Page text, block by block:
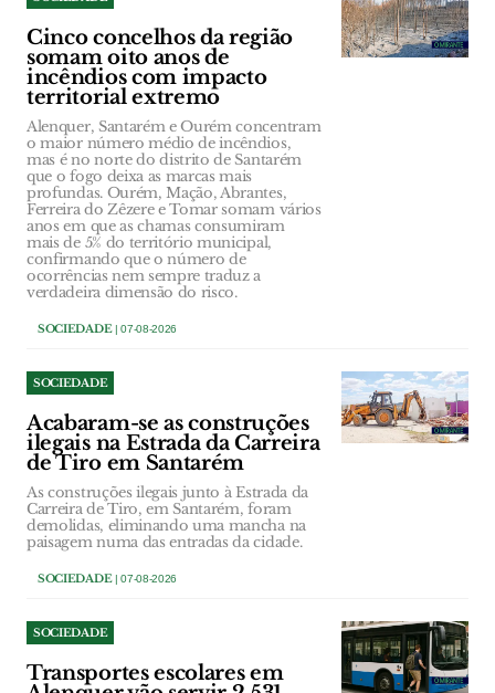
Cinco concelhos da região
somam oito anos de
incêndios com impacto
territorial extremo
Alenquer, Santarém e Ourém concentram
o maior número médio de incêndios,
mas é no norte do distrito de Santarém
que o fogo deixa as marcas mais
profundas. Ourém, Mação, Abrantes,
Ferreira do Zêzere e Tomar somam vários
anos em que as chamas consumiram
mais de 5% do território municipal,
confirmando que o número de
ocorrências nem sempre traduz a
verdadeira dimensão do risco.
SOCIEDADE| 07-08-2026
SOCIEDADE
Acabaram-se as construções
ilegais na Estrada da Carreira
de Tiro em Santarém
As construções ilegais junto à Estrada da
Carreira de Tiro, em Santarém, foram
demolidas, eliminando uma mancha na
paisagem numa das entradas da cidade.
SOCIEDADE| 07-08-2026
SOCIEDADE
Transportes escolares em